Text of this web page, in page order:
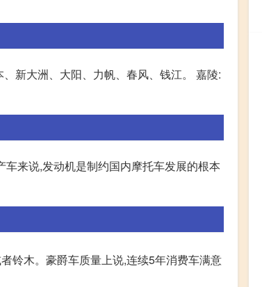
新大洲、大阳、力帆、春风、钱江。 嘉陵:
来说,发动机是制约国内摩托车发展的根本
铃木。豪爵车质量上说,连续5年消费车满意